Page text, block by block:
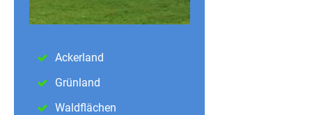
Ackerland
Grünland
Waldflächen